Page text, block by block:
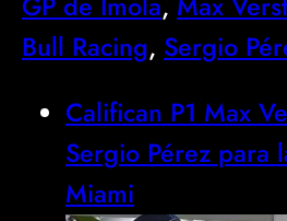
Bull Racing, Sergio
Califican P1 Max
Sergio Pérez para
Miami